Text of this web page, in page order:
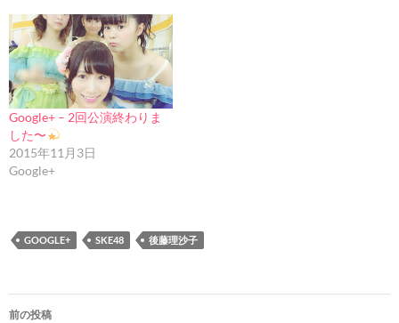
Google+ – 2回公演終わりま
した〜
2015年11月3日
Google+
GOOGLE+ SKE48 後藤理沙子
投
前の投稿